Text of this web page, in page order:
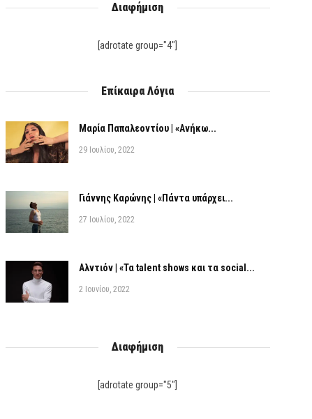
Διαφήμιση
[adrotate group="4"]
Επίκαιρα Λόγια
Μαρία Παπαλεοντίου | «Ανήκω...
29 Ιουλίου, 2022
Γιάννης Καρώνης | «Πάντα υπάρχει...
27 Ιουλίου, 2022
Αλντιόν | «Τα talent shows και τα social...
2 Ιουνίου, 2022
Διαφήμιση
[adrotate group="5"]